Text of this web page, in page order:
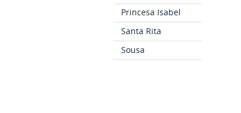
Princesa Isabel
Santa Rita
Sousa